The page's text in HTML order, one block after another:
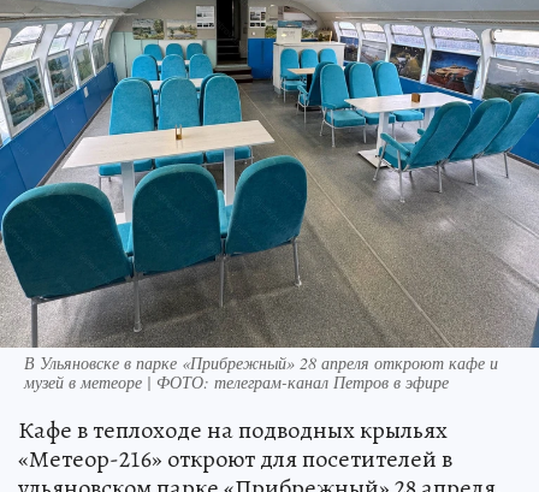
В Ульяновске в парке «Прибрежный» 28 апреля откроют кафе и
музей в метеоре | ФОТО: телеграм-канал Петров в эфире
Кафе в теплоходе на подводных крыльях
«Метеор-216» откроют для посетителей в